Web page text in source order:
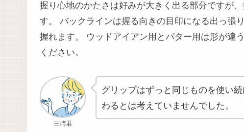
握り心地のかたさは好みが大きく出る部分ですが
す。 バックラインは握る向きの目印になる出っ張
握れます。 ウッドアイアン用とパター用は形が違
ください。
三崎君
グリップはずっと同じものを使い
わるとは考えていませんでした。